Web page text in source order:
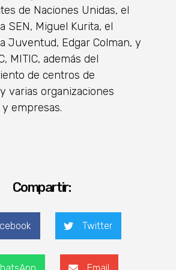
de Naciones Unidas, el
SEN, Miguel Kurita, el
Juventud, Edgar Colman, y
MITIC, además del
de centros de
varias organizaciones
empresas.
Compartir:
Twitter
Email